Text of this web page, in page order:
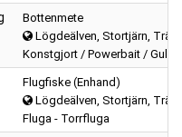
Bottenmete
Lögdeälven, Stortjärn,
Konstgjort / Powerbait / Gulp
Flugfiske (Enhand)
Lögdeälven, Stortjärn,
Fluga - Torrfluga